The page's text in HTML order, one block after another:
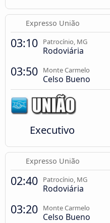
Expresso União
03:10 Patrocínio, MG
Rodoviária
03:50 Monte Carmelo
Celso Bueno
Executivo
Expresso União
02:40 Patrocínio, MG
Rodoviária
03:20 Monte Carmelo
Celso Bueno